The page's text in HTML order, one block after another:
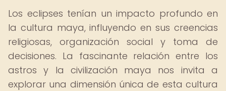
Los eclipses tenían un impacto profundo en
la cultura maya, influyendo en sus creencias
religiosas, organización social y toma de
decisiones. La fascinante relación entre los
astros y la civilización maya nos invita a
explorar una dimensión única de esta cultura